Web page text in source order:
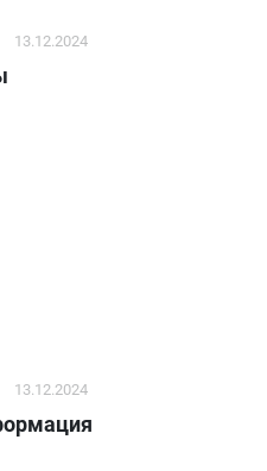
13.12.2024
13.12.2024